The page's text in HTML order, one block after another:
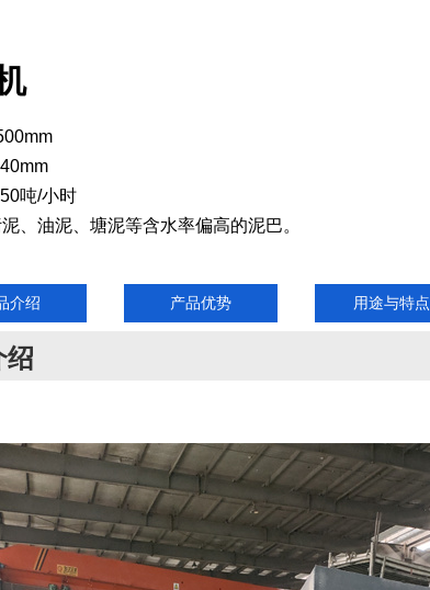
吨/小时
、油泥、塘泥等含水率偏高的泥巴。
介绍 产品优势 用途与特点
绍